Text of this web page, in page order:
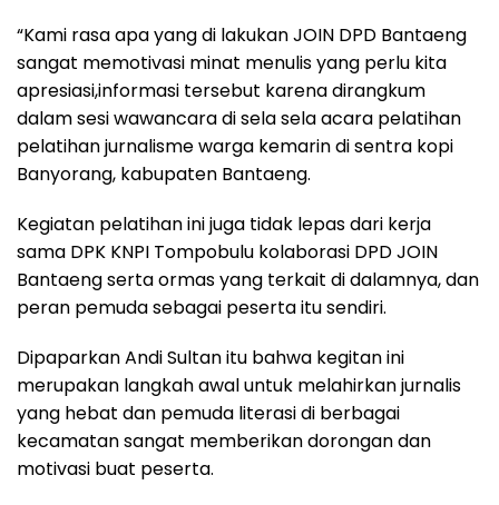
“Kami rasa apa yang di lakukan JOIN DPD Bantaeng
sangat memotivasi minat menulis yang perlu kita
apresiasi,informasi tersebut karena dirangkum
dalam sesi wawancara di sela sela acara pelatihan
pelatihan jurnalisme warga kemarin di sentra kopi
Banyorang, kabupaten Bantaeng.
Kegiatan pelatihan ini juga tidak lepas dari kerja
sama DPK KNPI Tompobulu kolaborasi DPD JOIN
Bantaeng serta ormas yang terkait di dalamnya, dan
peran pemuda sebagai peserta itu sendiri.
Dipaparkan Andi Sultan itu bahwa kegitan ini
merupakan langkah awal untuk melahirkan jurnalis
yang hebat dan pemuda literasi di berbagai
kecamatan sangat memberikan dorongan dan
motivasi buat peserta.